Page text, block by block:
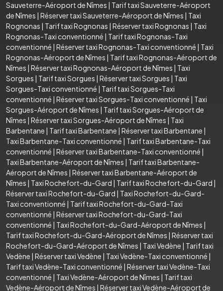
Sauveterre-Aéroport de Nîmes | Tarif taxi Sauveterre-Aéroport
de Nîmes | Réserver taxi Sauveterre-Aéroport de Nîmes | Taxi
Rognonas | Tarif taxi Rognonas | Réserver taxi Rognonas | Taxi
Rognonas-Taxi conventionné | Tarif taxi Rognonas-Taxi
conventionné | Réserver taxi Rognonas-Taxi conventionné | Taxi
Rognonas-Aéroport de Nîmes | Tarif taxi Rognonas-Aéroport de
Nîmes | Réserver taxi Rognonas-Aéroport de Nîmes | Taxi
Sorgues | Tarif taxi Sorgues | Réserver taxi Sorgues | Taxi
Sorgues-Taxi conventionné | Tarif taxi Sorgues-Taxi
conventionné | Réserver taxi Sorgues-Taxi conventionné | Taxi
Sorgues-Aéroport de Nîmes | Tarif taxi Sorgues-Aéroport de
Nîmes | Réserver taxi Sorgues-Aéroport de Nîmes | Taxi
Barbentane | Tarif taxi Barbentane | Réserver taxi Barbentane |
Taxi Barbentane-Taxi conventionné | Tarif taxi Barbentane-Taxi
conventionné | Réserver taxi Barbentane-Taxi conventionné |
Taxi Barbentane-Aéroport de Nîmes | Tarif taxi Barbentane-
Aéroport de Nîmes | Réserver taxi Barbentane-Aéroport de
Nîmes | Taxi Rochefort-du-Gard | Tarif taxi Rochefort-du-Gard |
Réserver taxi Rochefort-du-Gard | Taxi Rochefort-du-Gard-
Taxi conventionné | Tarif taxi Rochefort-du-Gard-Taxi
conventionné | Réserver taxi Rochefort-du-Gard-Taxi
conventionné | Taxi Rochefort-du-Gard-Aéroport de Nîmes |
Tarif taxi Rochefort-du-Gard-Aéroport de Nîmes | Réserver taxi
Rochefort-du-Gard-Aéroport de Nîmes | Taxi Vedène | Tarif taxi
Vedène | Réserver taxi Vedène | Taxi Vedène-Taxi conventionné |
Tarif taxi Vedène-Taxi conventionné | Réserver taxi Vedène-Taxi
conventionné | Taxi Vedène-Aéroport de Nîmes | Tarif taxi
Vedène-Aéroport de Nîmes | Réserver taxi Vedène-Aéroport de